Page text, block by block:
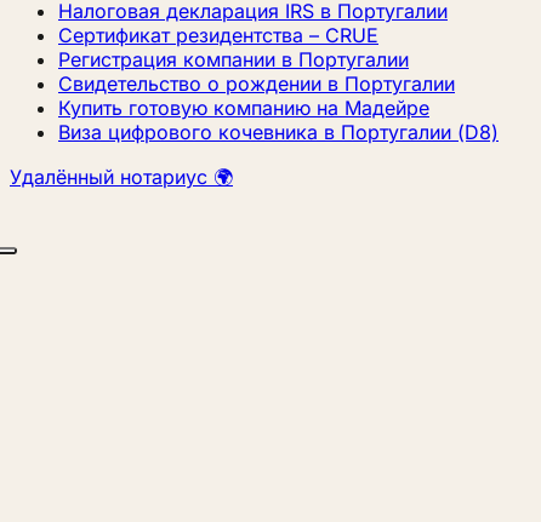
Налоговая декларация IRS в Португалии
Сертификат резидентства – CRUE
Регистрация компании в Португалии
Свидетельство о рождении в Португалии
Купить готовую компанию на Мадейре
Виза цифрового кочевника в Португалии (D8)
Удалённый нотариус 🌍